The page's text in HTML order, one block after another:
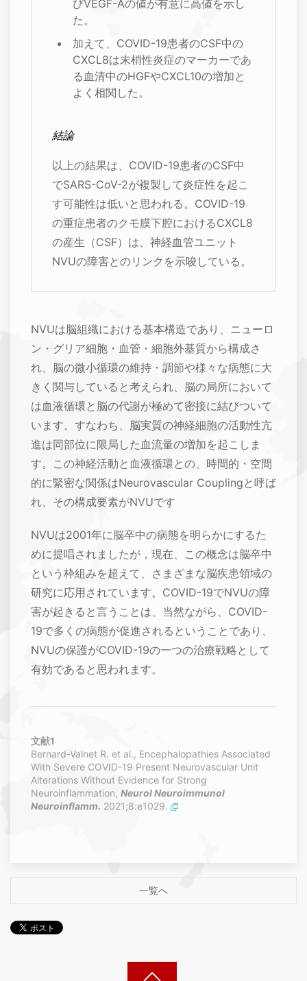
びVEGF-Aの値が有意に高値を示し
た。
加えて、COVID-19患者のCSF中の
CXCL8は末梢性炎症のマーカーであ
る血清中のHGFやCXCL10の増加と
よく相関した。
結論
以上の結果は、COVID-19患者のCSF中
でSARS-CoV-2が複製して炎症性を起こ
す可能性は低いと思われる。COVID-19
の重症患者のクモ膜下腔におけるCXCL8
の産生（CSF）は、神経血管ユニット
NVUの障害とのリンクを示唆している。
NVUは脳組織における基本構造であり、ニューロ
ン・グリア細胞・血管・細胞外基質から構成さ
れ、脳の微小循環の維持・調節や様々な病態に大
きく関与していると考えられ、脳の局所において
は血液循環と脳の代謝が極めて密接に結びついて
います。すなわち、脳実質の神経細胞の活動性亢
進は同部位に限局した血流量の増加を起こしま
す。この神経活動と血液循環との、時間的・空間
的に緊密な関係はNeurovascular Couplingと呼ば
れ、その構成要素がNVUです
NVUは2001年に脳卒中の病態を明らかにするた
めに提唱されましたが，現在、この概念は脳卒中
という枠組みを超えて、さまざまな脳疾患領域の
研究に応用されています。COVID-19でNVUの障
害が起きると言うことは、当然ながら、COVID-
19で多くの病態が促進されるということであり、
NVUの保護がCOVID-19の一つの治療戦略として
有効であると思われます。
文献1
Bernard-Valnet R. et al., Encephalopathies Associated
With Severe COVID-19 Present Neurovascular Unit
Alterations Without Evidence for Strong
Neuroinflammation, Neurol Neuroimmunol
Neuroinflamm. 2021;8:e1029.
一覧へ